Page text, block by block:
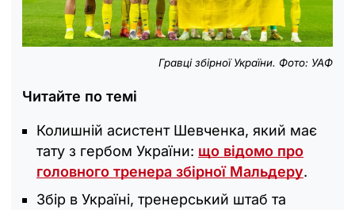
Гравці збірної України. Фото: УАФ
Читайте по темі
Колишній асистент Шевченка, який має
тату з гербом України: що відомо про
головного тренера збірної Мальдеру.
Збір в Україні, тренерський штаб та